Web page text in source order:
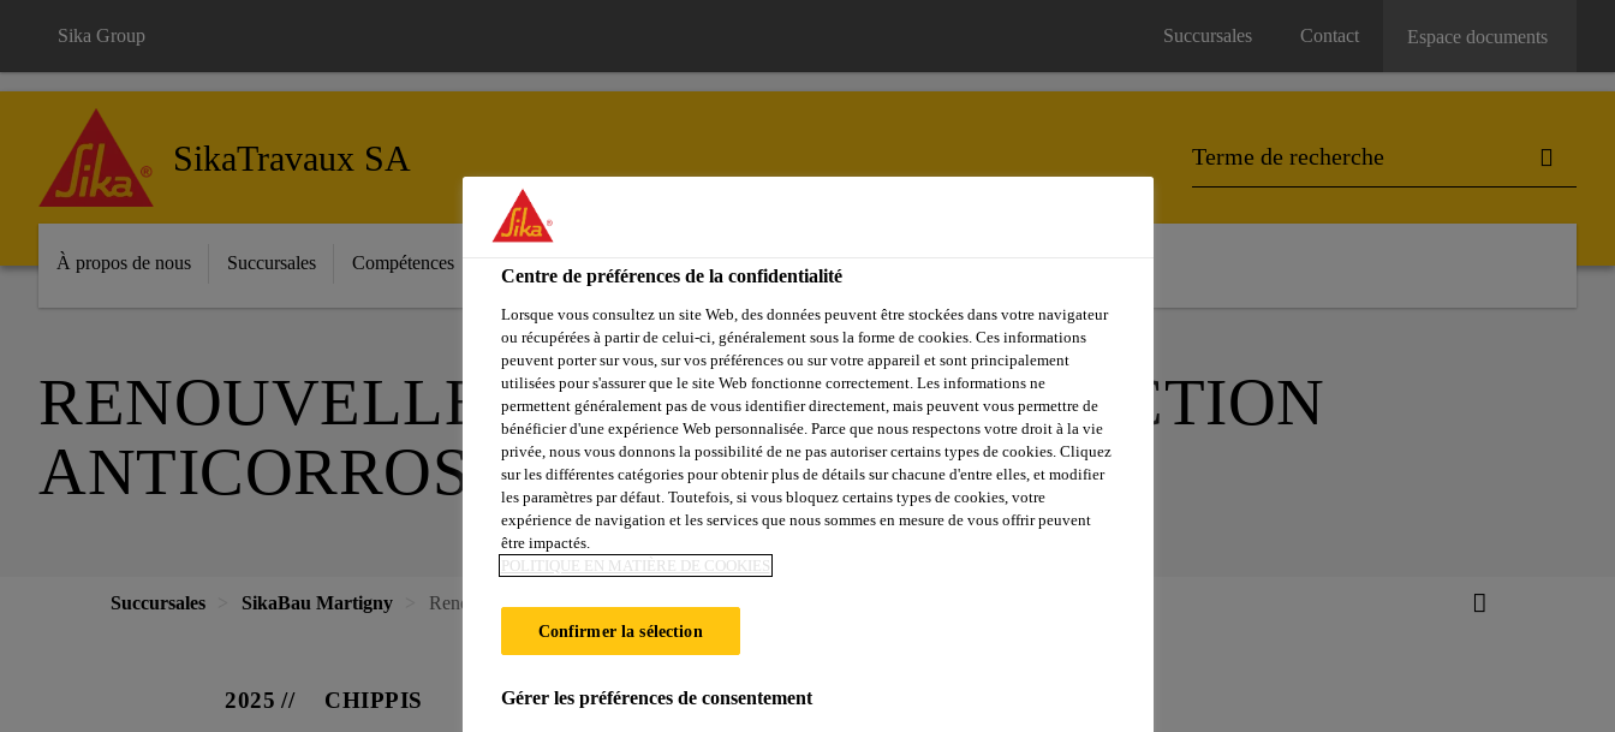
Sika Group Succursales Contact Espace documents
SikaTravaux SA
À propos de nous Succursales Compétences
RENOUVELLEMENT DE LA PROTECTION
ANTICORROSION
Succursales SikaBau Martigny Renouvellement de la protection anticorrosion
2025 CHIPPIS
Centre de préférences de la confidentialité
Lorsque vous consultez un site Web, des données peuvent être stockées dans votre navigateur
ou récupérées à partir de celui-ci, généralement sous la forme de cookies. Ces informations
peuvent porter sur vous, sur vos préférences ou sur votre appareil et sont principalement
utilisées pour s'assurer que le site Web fonctionne correctement. Les informations ne
permettent généralement pas de vous identifier directement, mais peuvent vous permettre de
bénéficier d'une expérience Web personnalisée. Parce que nous respectons votre droit à la vie
privée, nous vous donnons la possibilité de ne pas autoriser certains types de cookies. Cliquez
sur les différentes catégories pour obtenir plus de détails sur chacune d'entre elles, et modifier
les paramètres par défaut. Toutefois, si vous bloquez certains types de cookies, votre
expérience de navigation et les services que nous sommes en mesure de vous offrir peuvent
être impactés.
POLITIQUE EN MATIÈRE DE COOKIES
Confirmer la sélection
Gérer les préférences de consentement